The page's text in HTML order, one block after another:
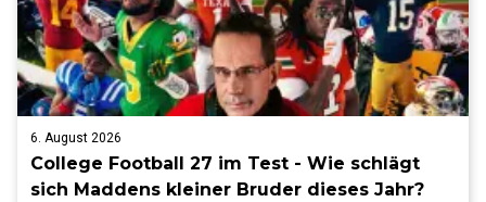
6. August 2026
College Football 27 im Test - Wie schlägt
sich Maddens kleiner Bruder dieses Jahr?